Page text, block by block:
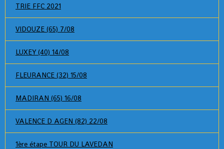
TRIE FFC 2021
VIDOUZE (65) 7/08
LUXEY (40) 14/08
FLEURANCE (32) 15/08
MADIRAN (65) 16/08
VALENCE D AGEN (82) 22/08
1ère étape TOUR DU LAVEDAN